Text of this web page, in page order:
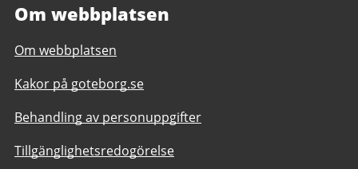
Om webbplatsen
Om webbplatsen
Kakor på goteborg.se
Behandling av personuppgifter
Tillgänglighetsredogörelse